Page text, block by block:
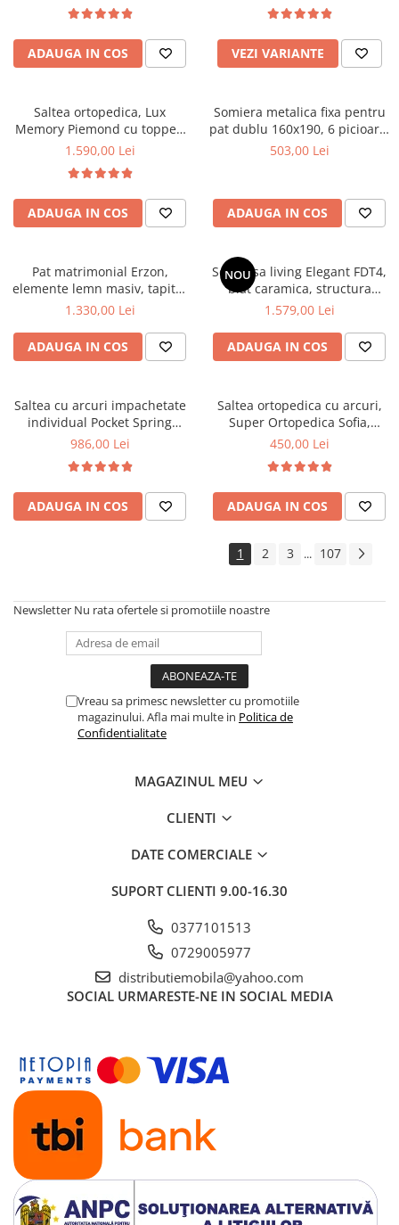
microfibra, Saltsib
ADAUGA IN COS VEZI VARIANTE
Saltea ortopedica, Lux
Memory Piemond cu topper,
160x200x32cm, fermitate tare,
2,5 cm, husa matlasata,
sistem de aerisire perimetral,
greutate maxima sustinuta
120 kg/utilizator, Saltex
1.590,00 Lei
ADAUGA IN COS
Somiera metalica fixa pentru
pat dublu 160x190, 6 picioare,
30 lamele lemn fag, benzi
503,00 Lei
ADAUGA IN COS
Pat matrimonial Erzon,
elemente lemn masiv, tapitat
cu stofa, cu somiera,140x200
1.330,00 Lei
ADAUGA IN COS
NOU
Set masa living Elegant FDT4,
blat caramica, structura
metalica, 140x80x75 cm,
FDC2, tapiterie catifea, 90 kg,
bej
1.579,00 Lei
ADAUGA IN COS
Saltea cu arcuri impachetate
individual Pocket Spring
Milano, 140x200x24cm, cu
sistem de aerisire perimetral,
Saltex
986,00 Lei
ADAUGA IN COS
Saltea ortopedica cu arcuri,
Super Ortopedica Sofia,
100x200x20cm, fermitate
fata vara-iarna, sistem
aerisire cu butoni, Saltex
450,00 Lei
ADAUGA IN COS
1 2 3 ... 107
Newsletter Nu rata ofertele si promotiile noastre
Vreau sa primesc newsletter cu promotiile
magazinului. Afla mai multe in Politica de
Confidentialitate
MAGAZINUL MEU
CLIENTI
DATE COMERCIALE
SUPORT CLIENTI 9.00-16.30
0377101513
0729005977
distributiemobila@yahoo.com
SOCIAL URMARESTE-NE IN SOCIAL MEDIA